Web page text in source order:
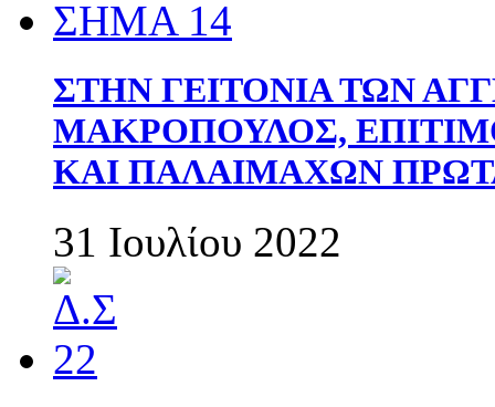
ΣΤΗΝ ΓΕΙΤΟΝΙΑ ΤΩΝ
ΜΑΚΡΟΠΟΥΛΟΣ,
ΚΑΙ ΠΑΛΑΙΜΑΧΩΝ
31 Ιουλίου 2022